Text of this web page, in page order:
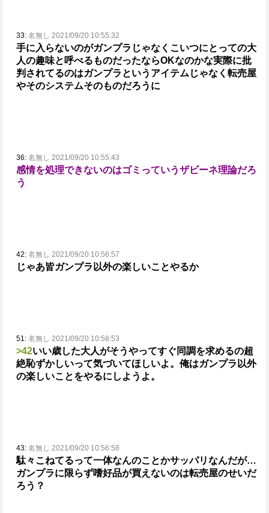
33: 名無し 2021/09/20 10:55:32
手に入らないのがガンプラじゃなくこいつにとっての大
人の趣味と呼べるものだったならOKなのかな実際に批
判されてるのはガンプラというアイテムじゃなく転売屋
やそのシステムそのものだろうに
36: 名無し 2021/09/20 10:55:43
感情を処理できないのはゴミっていうザビーネ理論だろ
う
42: 名無し 2021/09/20 10:56:57
じゃあ皆ガンプラ以外の楽しいことやるか
51: 名無し 2021/09/20 10:58:53
>42いい歳した大人がそうやってすぐ同調を求めるの超
絶恥ずかしいって気づいてほしいよ。 俺はガンプラ以外
の楽しいことをやるにしようよ。
43: 名無し 2021/09/20 10:56:58
駄々こねてるって一体なんのことかサッパリなんだが…
ガンプラに限らず嗜好品が買えないのは転売屋のせいだ
ろう？